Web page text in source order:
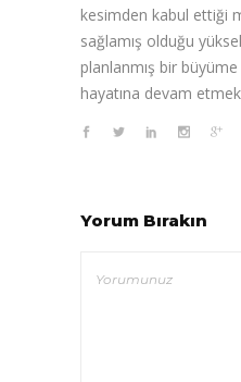
kesimden kabul ettiği
sağlamış olduğu
planlanmış bir
hayatına devam
Yorum Bırakın